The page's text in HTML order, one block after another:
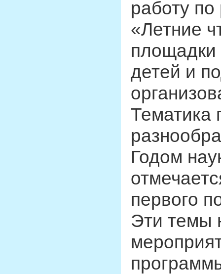
работу
«Летние
площадки
детей и
Тематика
Годом
первого
Эти темы